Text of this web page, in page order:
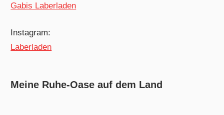
Gabis Laberladen
Instagram:
Laberladen
Meine Ruhe-Oase auf dem Land